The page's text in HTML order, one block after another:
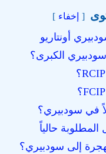
إخفاء
أونتاريو
الكبرى؟
في سودبيري؟
حالياً
إلى سودبيري؟